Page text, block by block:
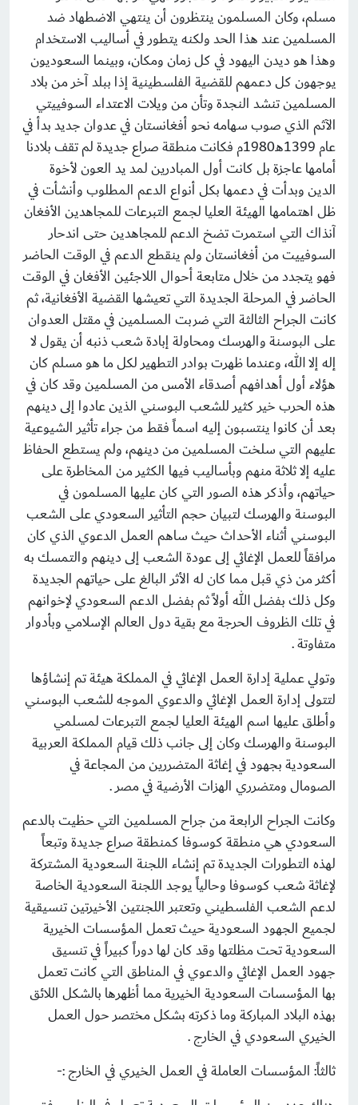
مسلم، وكان المسلمون ينتظرون أن ينتهي الاضطهاد ضد
المسلمين عند هذا الحد ولكنه يتطور في أساليب الاستخدام
وهذا هو ديدن اليهود في كل زمان ومكان، وبينما السعوديون
يوجهون كل دعمهم للقضية الفلسطينية إذا ببلد آخر من بلاد
المسلمين تنشد النجدة وتأن من ويلات الاعتداء السوفييتي
الآثم الذي صوب سهامه نحو أفغانستان في عدوان جديد بدأ في
عام 1399هـ1980م فكانت منطقة صراع جديدة لم تقف بلادنا
أمامها عاجزة بل كانت أول المبادرين لمد يد العون لأخوة
الدين وبدأت في دعمها بكل أنواع الدعم المطلوب وأنشأت في
ظل اهتمامها الهيئة العليا لجمع التبرعات للمجاهدين الأفغان
آنذاك التي استمرت تضخ الدعم للمجاهدين حتى اندحار
السوفييت من أفغانستان ولم ينقطع الدعم في الوقت الحاضر
فهو يتجدد من خلال متابعة أحوال اللاجئين الأفغان في الوقت
الحاضر في المرحلة الجديدة التي تعيشها القضية الأفغانية، ثم
كانت الجراح الثالثة التي ضربت المسلمين في مقتل العدوان
على البوسنة والهرسك ومحاولة إبادة شعب ذنبه أن يقول لا
إله إلا الله، وعندما ظهرت بوادر التطهير لكل ما هو مسلم كان
هؤلاء أول أهدافهم أصدقاء الأمس من المسلمين وقد كان في
هذه الحرب خير كثير للشعب البوسني الذين عادوا إلى دينهم
بعد أن كانوا ينتسبون إليه اسماً فقط من جراء تأثير الشيوعية
عليهم التي سلخت المسلمين من دينهم، ولم يستطع الحفاظ
عليه إلا ثلاثة منهم وبأساليب فيها الكثير من المخاطرة على
حياتهم، وأذكر هذه الصور التي كان عليها المسلمون في
البوسنة والهرسك لتبيان حجم التأثير السعودي على الشعب
البوسني أثناء الأحداث حيث ساهم العمل الدعوي الذي كان
مرافقاً للعمل الإغاثي إلى عودة الشعب إلى دينهم والتمسك به
أكثر من ذي قبل مما كان له الأثر البالغ على حياتهم الجديدة
وكل ذلك بفضل الله أولاً ثم بفضل الدعم السعودي لإخوانهم
في تلك الظروف الحرجة مع بقية دول العالم الإسلامي وبأدوار
متفاوتة .
وتولي عملية إدارة العمل الإغاثي في المملكة هيئة تم إنشاؤها
لتتولى إدارة العمل الإغاثي والدعوي الموجه للشعب البوسني
وأطلق عليها اسم الهيئة العليا لجمع التبرعات لمسلمي
البوسنة والهرسك وكان إلى جانب ذلك قيام المملكة العربية
السعودية بجهود في إغاثة المتضررين من المجاعة في
الصومال ومتضرري الهزات الأرضية في مصر .
وكانت الجراح الرابعة من جراح المسلمين التي حظيت بالدعم
السعودي هي منطقة كوسوفا كمنطقة صراع جديدة وتبعاً
لهذه التطورات الجديدة تم إنشاء اللجنة السعودية المشتركة
لإغاثة شعب كوسوفا وحالياً يوجد اللجنة السعودية الخاصة
لدعم الشعب الفلسطيني وتعتبر اللجنتين الأخيرتين تنسيقية
لجميع الجهود السعودية حيث تعمل المؤسسات الخيرية
السعودية تحت مظلتها وقد كان لها دوراً كبيراً في تنسيق
جهود العمل الإغاثي والدعوي في المناطق التي كانت تعمل
بها المؤسسات السعودية الخيرية مما أظهرها بالشكل اللائق
بهذه البلاد المباركة وما ذكرته بشكل مختصر حول العمل
الخيري السعودي في الخارج .
ثالثاً: المؤسسات العاملة في العمل الخيري في الخارج :-